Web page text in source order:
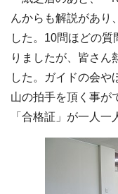
んからも解説があり
した。10問ほどの
りましたが、皆さん
した。ガイドの会や
山の拍手を頂く事が
「合格証」が一人一